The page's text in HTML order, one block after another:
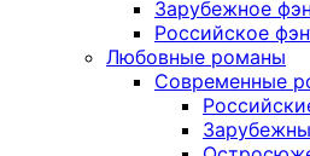
Зарубежное
Российское
Любовные романы
Современные